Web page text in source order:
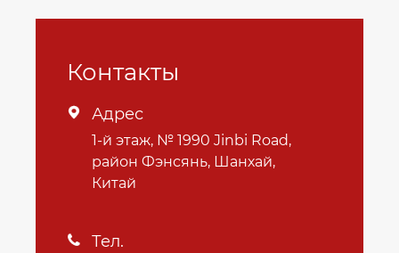
Контакты
 Адрес
1-й этаж, № 1990 Jinbi Road,
район Фэнсянь, Шанхай,
Китай
 Тел.